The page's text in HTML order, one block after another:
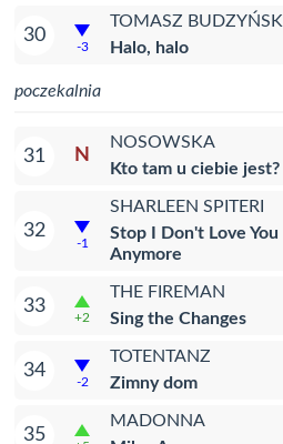
30
-3
TOMASZ BUDZYŃSKI
Halo, halo
poczekalnia
31 N
NOSOWSKA
Kto tam u ciebie jest?
32
-1
SHARLEEN SPITERI
Stop I Don't Love You
Anymore
33
+2
THE FIREMAN
Sing the Changes
34
-2
TOTENTANZ
Zimny dom
35
MADONNA